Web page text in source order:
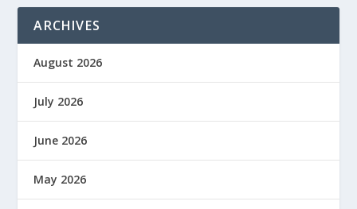
ARCHIVES
August 2026
July 2026
June 2026
May 2026